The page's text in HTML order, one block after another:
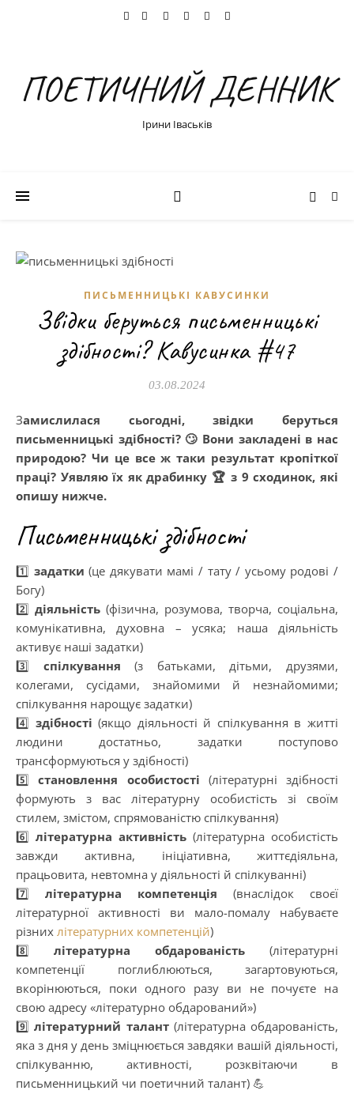
ПОЕТИЧНИЙ ДЕННИК
Ірини Іваськів
ПИСЬМЕННИЦЬКІ КАВУСИНКИ
Звідки беруться письменницькі
здібності? Кавусинка #47
03.08.2024
Замислилася сьогодні, звідки беруться
письменницькі здібності? 🙄 Вони закладені в нас
природою? Чи це все ж таки результат кропіткої
праці? Уявляю їх як драбинку 🏆 з 9 сходинок, які
опишу нижче.
Письменницькі здібності
1️⃣ задатки (це дякувати мамі / тату / усьому родові /
Богу)
2️⃣ діяльність (фізична, розумова, творча, соціальна,
комунікативна, духовна – усяка; наша діяльність
активує наші задатки)
3️⃣ спілкування (з батьками, дітьми, друзями,
колегами, сусідами, знайомими й незнайомими;
спілкування нарощує задатки)
4️⃣ здібності (якщо діяльності й спілкування в житті
людини достатньо, задатки поступово
трансформуються у здібності)
5️⃣становлення особистості (літературні здібності
формують з вас літературну особистість зі своїм
стилем, змістом, спрямованістю спілкування)
6️⃣ літературна активність (літературна особистість
завжди активна, ініціативна, життєдіяльна,
працьовита, невтомна у діяльності й спілкуванні)
7️⃣ літературна компетенція (внаслідок своєї
літературної активності ви мало-помалу набуваєте
різних літературних компетенцій)
8️⃣ літературна обдарованість (літературні
компетенції поглиблюються, загартовуються,
вкорінюються, поки одного разу ви не почуєте на
свою адресу «літературно обдарований»)
9️⃣літературний талант(літературна обдарованість,
яка з дня у день зміцнюється завдяки вашій діяльності,
спілкуванню, активності, розквітаючи в
письменницький чи поетичний талант) 💪